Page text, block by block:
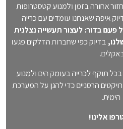
אחורה בזמן ולמנוע קטסטרופות
איפה שאנחנו עומדים עם כרייה
פעם בדור: לעצור תעשייה נצלנית
בדיוק כפי שחברות הדלקים פגעו
תוקף לכרייה בעומק הים ולמנוע
הרסניים כדי להגן על המערכת
הימית.
אלינו!